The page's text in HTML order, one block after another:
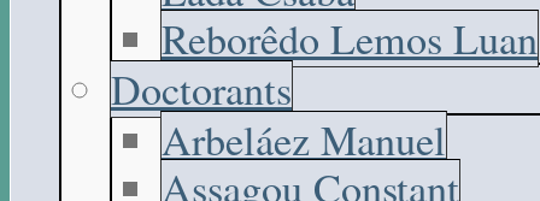
Reborêdo Lemos Luan
Doctorants
Arbeláez Manuel
Assagou Constant